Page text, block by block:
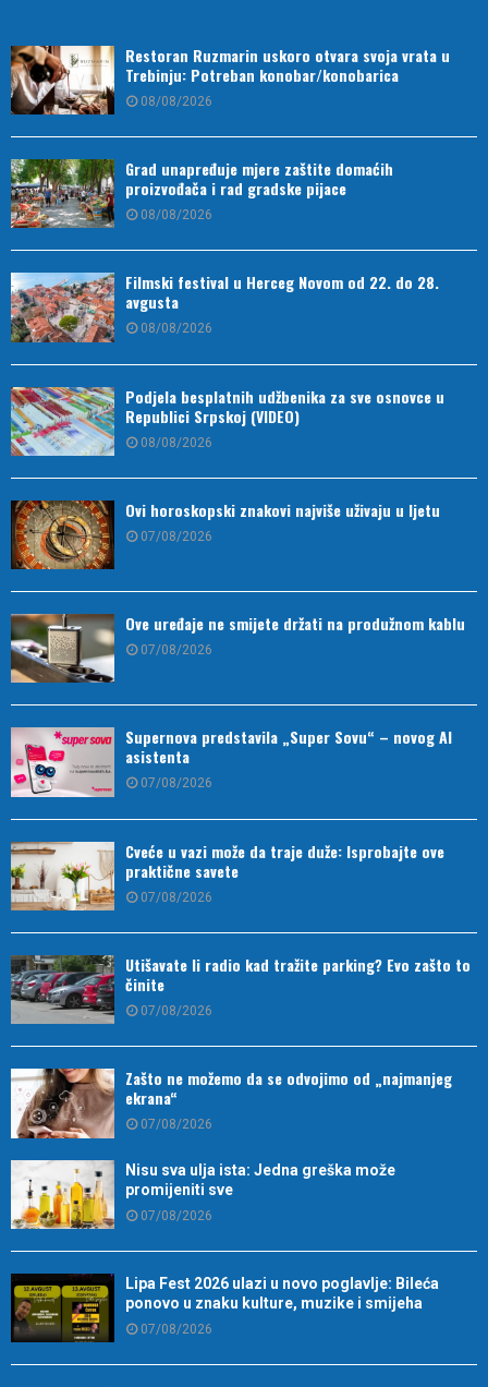
Restoran Ruzmarin uskoro otvara svoja vrata u
Trebinju: Potreban konobar/konobarica
08/08/2026
Grad unapređuje mjere zaštite domaćih
proizvođača i rad gradske pijace
08/08/2026
Filmski festival u Herceg Novom od 22. do 28.
avgusta
08/08/2026
Podjela besplatnih udžbenika za sve osnovce u
Republici Srpskoj (VIDEO)
08/08/2026
Ovi horoskopski znakovi najviše uživaju u ljetu
07/08/2026
Ove uređaje ne smijete držati na produžnom kablu
07/08/2026
Supernova predstavila „Super Sovu“ – novog AI
asistenta
07/08/2026
Cveće u vazi može da traje duže: Isprobajte ove
praktične savete
07/08/2026
Utišavate li radio kad tražite parking? Evo zašto to
činite
07/08/2026
Zašto ne možemo da se odvojimo od „najmanjeg
ekrana“
07/08/2026
Nisu sva ulja ista: Jedna greška može
promijeniti sve
07/08/2026
Lipa Fest 2026 ulazi u novo poglavlje: Bileća
ponovo u znaku kulture, muzike i smijeha
07/08/2026